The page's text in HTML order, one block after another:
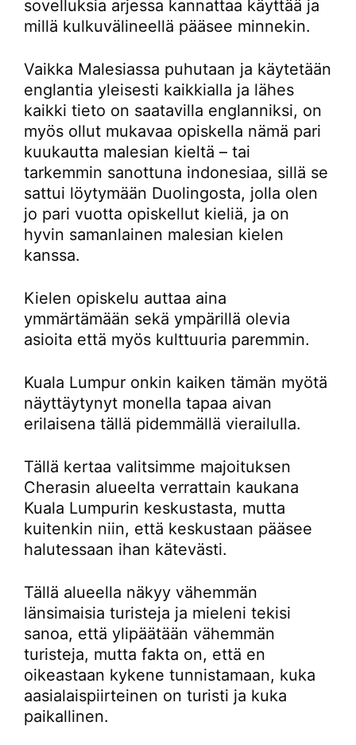
sovelluksia arjessa kannattaa käyttää ja
millä kulkuvälineellä pääsee minnekin.
Vaikka Malesiassa puhutaan ja käytetään
englantia yleisesti kaikkialla ja lähes
kaikki tieto on saatavilla englanniksi, on
myös ollut mukavaa opiskella nämä pari
kuukautta malesian kieltä – tai
tarkemmin sanottuna indonesiaa, sillä se
sattui löytymään Duolingosta, jolla olen
jo pari vuotta opiskellut kieliä, ja on
hyvin samanlainen malesian kielen
kanssa.
Kielen opiskelu auttaa aina
ymmärtämään sekä ympärillä olevia
asioita että myös kulttuuria paremmin.
Kuala Lumpur onkin kaiken tämän myötä
näyttäytynyt monella tapaa aivan
erilaisena tällä pidemmällä vierailulla.
Tällä kertaa valitsimme majoituksen
Cherasin alueelta verrattain kaukana
Kuala Lumpurin keskustasta, mutta
kuitenkin niin, että keskustaan pääsee
halutessaan ihan kätevästi.
Tällä alueella näkyy vähemmän
länsimaisia turisteja ja mieleni tekisi
sanoa, että ylipäätään vähemmän
turisteja, mutta fakta on, että en
oikeastaan kykene tunnistamaan, kuka
aasialaispiirteinen on turisti ja kuka
paikallinen.